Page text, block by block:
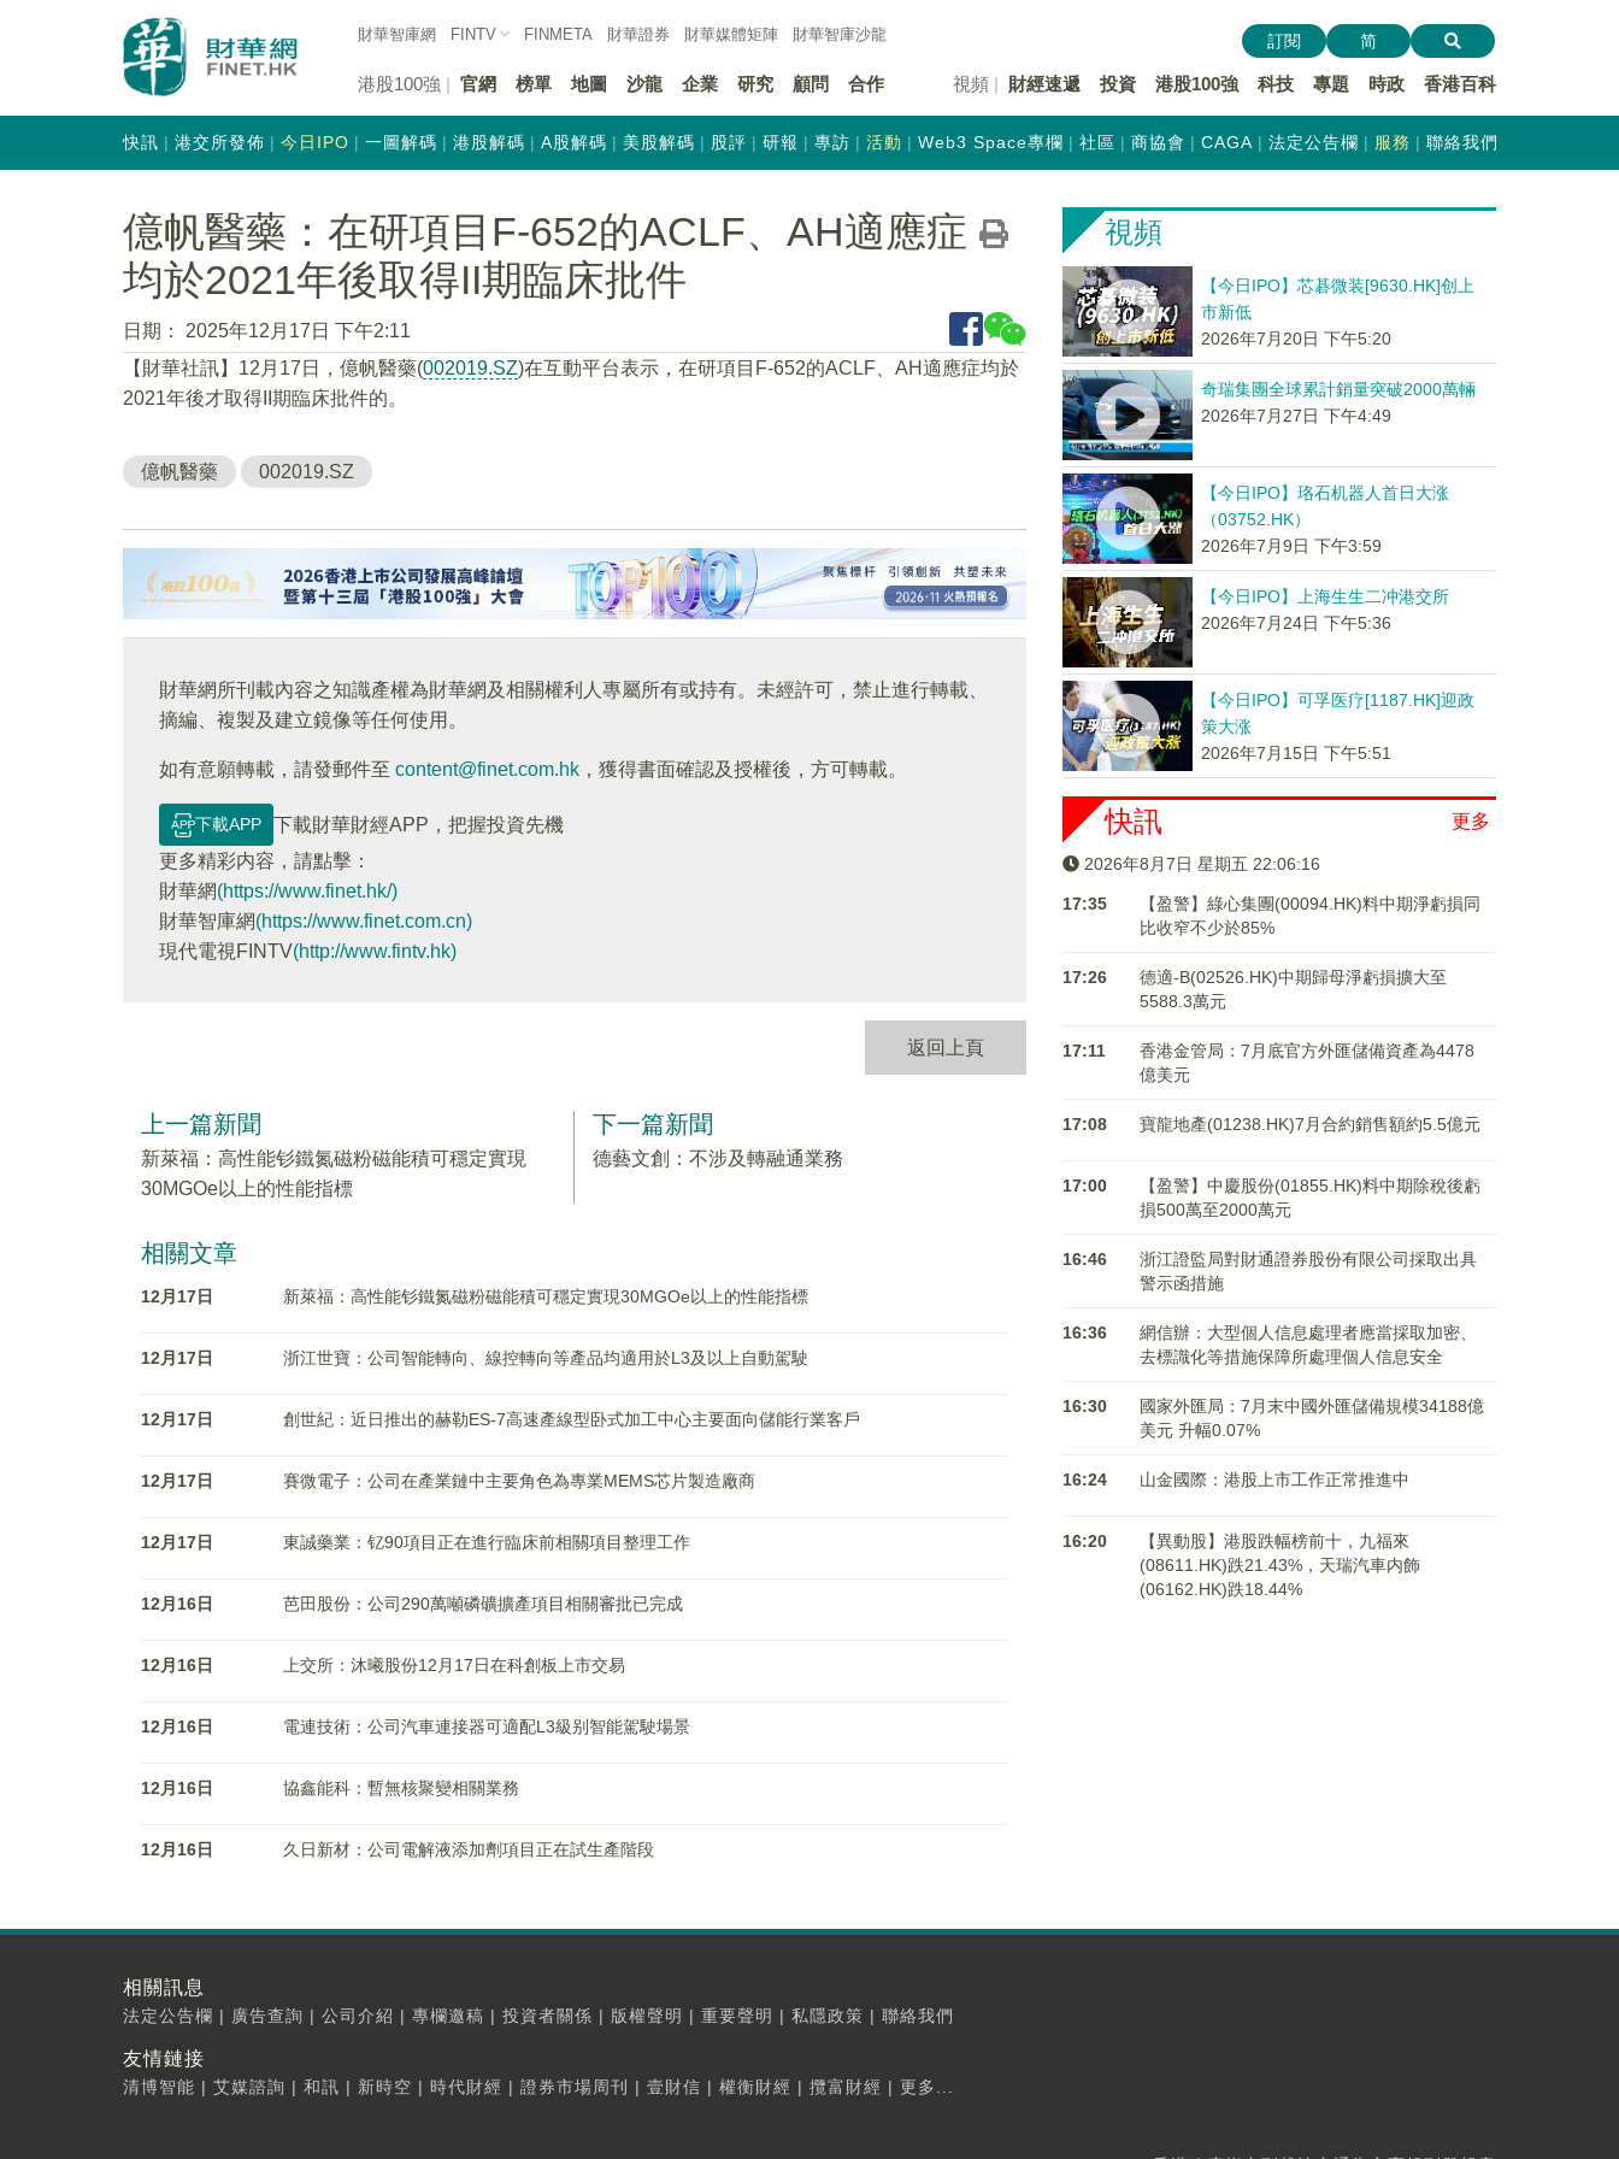
財華智庫網 FINTV FINMETA 財華證券 財華媒體矩陣 財華智庫沙龍
港股100強 官網 榜單 地圖 沙龍 企業 研究 顧問 合作 視頻 財經速遞 投資 港股100強 科技 專題 時政 香港百科
訂閱 简
快訊 港交所發佈 今日IPO 一圖解碼 港股解碼 A股解碼 美股解碼 股評 研報 專訪 活動 Web3 Space專欄 社區 商協會 CAGA 法定公告欄 服務 聯絡我們
億帆醫藥：在研項目F-652的ACLF、AH適應症
均於2021年後取得II期臨床批件
日期：
2025年12月17日 下午2:11
【財華社訊】12月17日，億帆醫藥(002019.SZ)在互動平台表示，在研項目F-652的ACLF、AH適應症均於
2021年後才取得II期臨床批件的。
億帆醫藥 002019.SZ
財華網所刊載內容之知識產權為財華網及相關權利人專屬所有或持有。未經許可，禁止進行轉載、
摘編、複製及建立鏡像等任何使用。
如有意願轉載，請發郵件至 content@finet.com.hk ，獲得書面確認及授權後，方可轉載。
下載APP
下載財華財經APP，把握投資先機
更多精彩内容，請點擊：
財華網(https://www.finet.hk/)
財華智庫網(https://www.finet.com.cn)
現代電視FINTV(http://www.fintv.hk)
返回上頁
上一篇新聞
新萊福：高性能钐鐵氮磁粉磁能積可穩定實現
30MGOe以上的性能指標
下一篇新聞
德藝文創：不涉及轉融通業務
相關文章
12月17日 新萊福：高性能钐鐵氮磁粉磁能積可穩定實現30MGOe以上的性能指標
12月17日 浙江世寶：公司智能轉向、線控轉向等產品均適用於L3及以上自動駕駛
12月17日 創世紀：近日推出的赫勒ES-7高速產線型卧式加工中心主要面向儲能行業客戶
12月17日 賽微電子：公司在產業鏈中主要角色為專業MEMS芯片製造廠商
12月17日 東誠藥業：钇90項目正在進行臨床前相關項目整理工作
12月16日 芭田股份：公司290萬噸磷礦擴產項目相關審批已完成
12月16日 上交所：沐曦股份12月17日在科創板上市交易
12月16日 電連技術：公司汽車連接器可適配L3級别智能駕駛場景
12月16日 協鑫能科：暫無核聚變相關業務
12月16日 久日新材：公司電解液添加劑項目正在試生產階段
視頻
【今日IPO】芯碁微装[9630.HK]创上
市新低
2026年7月20日 下午5:20
奇瑞集團全球累計銷量突破2000萬輛
2026年7月27日 下午4:49
【今日IPO】珞石机器人首日大涨
（03752.HK）
2026年7月9日 下午3:59
【今日IPO】上海生生二冲港交所
2026年7月24日 下午5:36
【今日IPO】可孚医疗[1187.HK]迎政
策大涨
2026年7月15日 下午5:51
更多
快訊
2026年8月7日 星期五 22:06:16
17:35
【盈警】綠心集團(00094.HK)料中期淨虧損同
比收窄不少於85%
17:26
德適-B(02526.HK)中期歸母淨虧損擴大至
5588.3萬元
17:11
香港金管局：7月底官方外匯儲備資產為4478
億美元
17:08 寶龍地產(01238.HK)7月合約銷售額約5.5億元
17:00
【盈警】中慶股份(01855.HK)料中期除稅後虧
損500萬至2000萬元
16:46
浙江證監局對財通證券股份有限公司採取出具
警示函措施
16:36
網信辦：大型個人信息處理者應當採取加密、
去標識化等措施保障所處理個人信息安全
16:30
國家外匯局：7月末中國外匯儲備規模34188億
美元 升幅0.07%
16:24 山金國際：港股上市工作正常推進中
16:20
【異動股】港股跌幅榜前十，九福來
(08611.HK)跌21.43%，天瑞汽車内飾
(06162.HK)跌18.44%
相關訊息
法定公告欄 | 廣告查詢 | 公司介紹 | 專欄邀稿 | 投資者關係 | 版權聲明 | 重要聲明 | 私隱政策 | 聯絡我們
友情鏈接
清博智能 | 艾媒諮詢 | 和訊 | 新時空 | 時代財經 | 證券市場周刊 | 壹財信 | 權衡財經 | 攬富財經 | 更多...